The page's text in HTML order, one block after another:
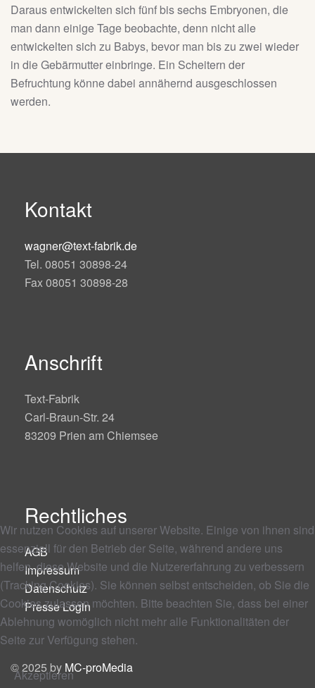
Daraus entwickelten sich fünf bis sechs Embryonen, die
man dann einige Tage beobachte, denn nicht alle
entwickelten sich zu Babys, bevor man bis zu zwei wieder
in die Gebärmutter einbringe. Ein Scheitern der
Befruchtung könne dabei annähernd ausgeschlossen
werden.
Kontakt
wagner@text-fabrik.de
Tel. 08051 30898-24
Fax 08051 30898-28
Anschrift
Text-Fabrik
Carl-Braun-Str. 24
83209 Prien am Chiemsee
Rechtliches
AGB
Impressum
Datenschutz
Presse Login
© 2025 by MC-proMedia
Wir nutzen Cookies auf unserer Website. Einige von ihnen sind
essenziell für den Betrieb der Seite, während andere uns
helfen, diese Website und die Nutzererfahrung zu verbessern
(Tracking Cookies). Sie können selbst entscheiden, ob Sie die
Cookies zulassen möchten. Bitte beachten Sie, dass bei einer
Ablehnung womöglich nicht mehr alle Funktionalitäten der
Seite zur Verfügung stehen.
Akzeptieren